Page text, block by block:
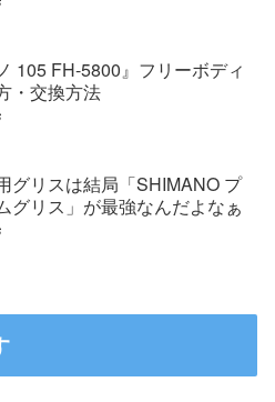
105 FH-5800』フリーボディ
・交換方法
グリスは結局「SHIMANO プ
グリス」が最強なんだよなぁ